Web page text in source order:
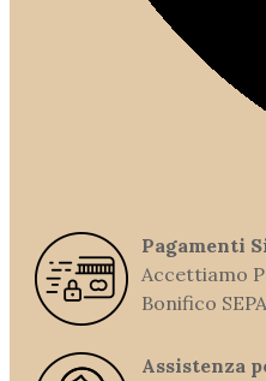
Pagamenti
Accettiamo
Bonifico SEPA
Assistenza